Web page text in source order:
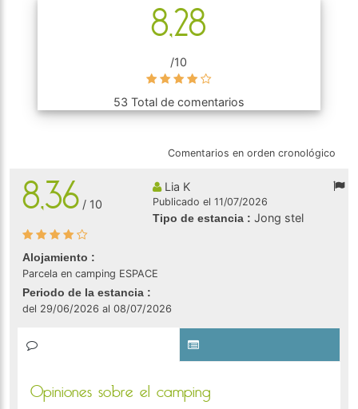
8,28
/10
53 Total de comentarios
Comentarios en orden cronológico
8,36 / 10
Lia K
Publicado el 11/07/2026
Tipo de estancia : Jong stel
Alojamiento :
Parcela en camping ESPACE
Periodo de la estancia :
del 29/06/2026 al 08/07/2026
Opiniones sobre el camping